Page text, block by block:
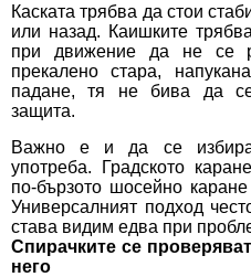
Каската трябва да стои
или назад. Каишките
при движение да не се
прекалено стара,
падане, тя не бива да
защита.
Важно е и да се избира
употреба. Градското
по-бързото шосейно
Универсалният подход
става видим едва при
Спирачките се
него